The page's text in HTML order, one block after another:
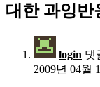
대한 과잉반
login 댓
2009년 04월